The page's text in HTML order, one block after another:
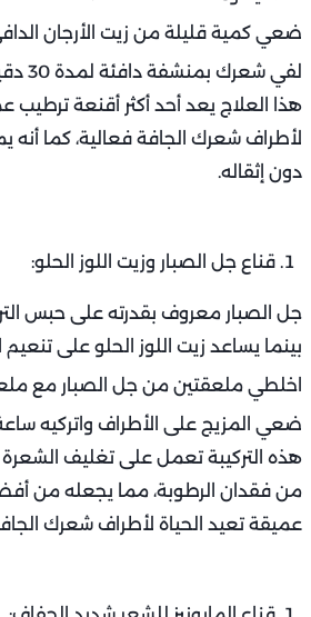
ضعي كمية قليلة من زيت الأرجان
لفي شعرك بمنشفة دافئة لمدة 30 دقيقة.
هذا العلاج يعد أحد أكثر أقنعة ترطيب
لأطراف شعرك الجافة فعالية، كما أنه
دون إثقاله.
قناع جل الصبار وزيت اللوز الحلو:
جل الصبار معروف بقدرته على حبس
بينما يساعد زيت اللوز الحلو على تنعيم
اخلطي ملعقتين من جل الصبار مع
ضعي المزيج على الأطراف واتركيه
هذه التركيبة تعمل على تغليف
من فقدان الرطوبة، مما يجعله من
عميقة تعيد الحياة لأطراف شعرك